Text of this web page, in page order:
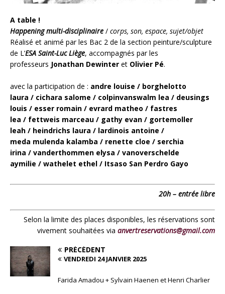
A table !
Happening multi-disciplinaire / corps, son, espace, sujet/objet
Réalisé et animé par les Bac 2 de la section peinture/sculpture
de L’ESA Saint-Luc Liège, accompagnés par les
professeurs Jonathan Dewinter et Olivier Pé.
avec la participation de : andre louise / borghelotto
laura / cichara salome / colpinvanswalm lea / deusings
louis / esser romain / evrard matheo / fastres
lea / fettweis marceau / gathy evan / gortemoller
leah / heindrichs laura / lardinois antoine /
meda mulenda kalamba / renette cloe / serchia
irina / vanderthommen elysa / vanoverschelde
aymilie / wathelet ethel / Itsaso San Perdro Gayo
20h – entrée libre
Selon la limite des places disponibles, les réservations sont
vivement souhaitées via anvertreservations@gmail.com
PRÉCÉDENT
VENDREDI 24 JANVIER 2025
Farida Amadou + Sylvain Haenen et Henri Charlier